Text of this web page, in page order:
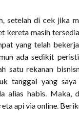
setelah di cek jika
kereta masih
yang telah
ada sedikit
satu rekanan
tanggal yang
alias habis. Maka,
api via online.